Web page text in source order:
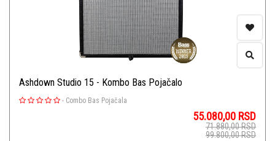
Ashdown Studio 15 - Kombo Bas Pojačalo
- Combo Bas Pojačala
55.080,00 RSD
71.880,00RSD
99.800,00RSD